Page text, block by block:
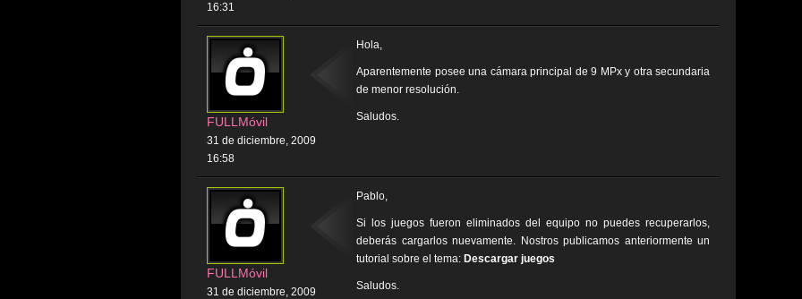
16:31
FULLMóvil
31 de diciembre, 2009
16:58
Hola,
Aparentemente posee una cámara principal de 9 MPx y otra secundaria
de menor resolución.
Saludos.
FULLMóvil
31 de diciembre, 2009
Pablo,
Si los juegos fueron eliminados del equipo no puedes recuperarlos,
deberás cargarlos nuevamente. Nostros publicamos anteriormente un
tutorial sobre el tema: Descargar juegos
Saludos.